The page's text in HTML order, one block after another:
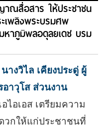
ณสื่อสาร ให้ประชาชน
เพลิงพระบรมศพ
หาภูมิพลอดุลยเดช บรม
างวิไล เคียงประดู่ ผู้
าวุโส ส่วนงาน
อไอเอส เตรียมความ
วกให้แก่ประชาชนที่